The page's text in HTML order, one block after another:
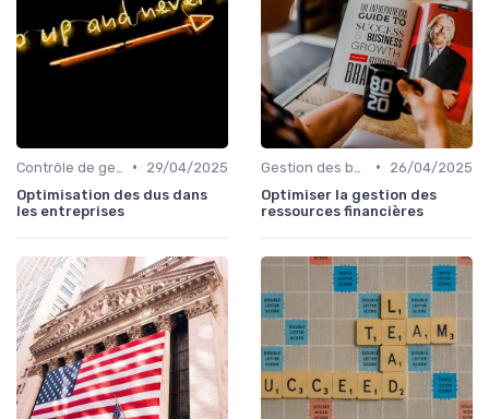
•
29/04/2025
Optimisation des dus dans
les entreprises
•
26/04/2025
Optimiser la gestion des
ressources financières